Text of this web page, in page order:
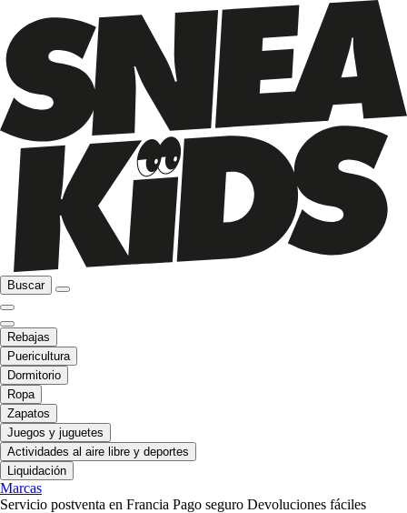
Buscar
Rebajas
Puericultura
Dormitorio
Ropa
Zapatos
Juegos y juguetes
Actividades al aire libre y deportes
Liquidación
Marcas
Servicio postventa en Francia Pago seguro Devoluciones fáciles